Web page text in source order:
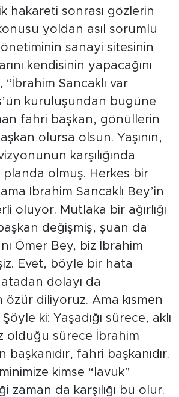
hakareti sonrası gözlerin
yoldan asıl sorumlu
sanayi sitesinin
kendisinin yapacağını
Sancaklı var
kuruluşundan bugüne
fahri başkan, gönüllerin
olursa olsun. Yaşının,
karşılığında
olmuş. Herkes bir
İbrahim Sancaklı Bey’in
oluyor. Mutlaka bir ağırlığı
değişmiş, şuan da
Ömer Bey, biz İbrahim
Evet, böyle bir hata
dolayı da
diliyoruz. Ama kısmen
ki: Yaşadığı sürece, aklı
olduğu sürece İbrahim
başkanıdır, fahri başkanıdır.
kimse “lavuk”
zaman da karşılığı bu olur.